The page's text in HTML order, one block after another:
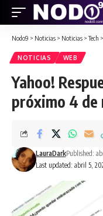
Nodo9 > Noticias > Noticias >Tech >
NOTICIAS WEB
Yahoo!
próximo 4 de
Last updated: abril 5,
LauraDarkPublished: